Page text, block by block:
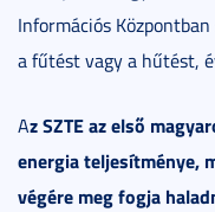
Információs
a fűtést vagy a hűtést,
Az SZTE az első
energia teljesítménye,
végére meg fogja